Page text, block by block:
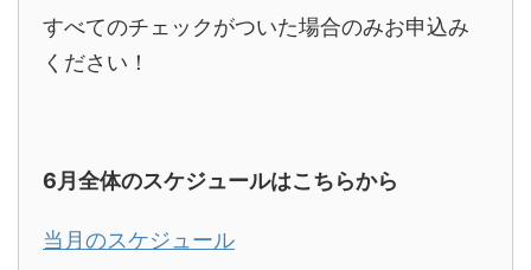
すべてのチェックがついた場合のみお申込み
ください！
6月全体のスケジュールはこちらから
当月のスケジュール